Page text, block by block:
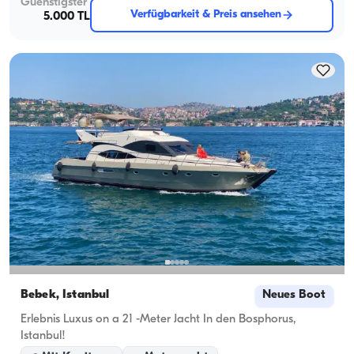
Guenstigster
5.000 TL
Verfügbarkeit & Preis ansehen
Bebek, İstanbul Neues Boot
Erlebnis Luxus on a 21 -Meter Jacht In den Bosphorus,
Istanbul!